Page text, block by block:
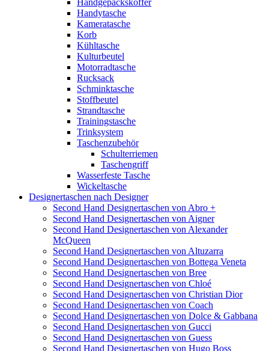
Handytasche
Kameratasche
Korb
Kühltasche
Kulturbeutel
Motorradtasche
Rucksack
Schminktasche
Stoffbeutel
Strandtasche
Trainingstasche
Trinksystem
Taschenzubehör
Schulterriemen
Taschengriff
Wasserfeste Tasche
Wickeltasche
Designertaschen nach Designer
Second Hand Designertaschen von Abro +
Second Hand Designertaschen von Aigner
Second Hand Designertaschen von Alexander
McQueen
Second Hand Designertaschen von Altuzarra
Second Hand Designertaschen von Bottega Veneta
Second Hand Designertaschen von Bree
Second Hand Designertaschen von Chloé
Second Hand Designertaschen von Christian Dior
Second Hand Designertaschen von Coach
Second Hand Designertaschen von Dolce & Gabbana
Second Hand Designertaschen von Gucci
Second Hand Designertaschen von Guess
Second Hand Designertaschen von Hugo Boss